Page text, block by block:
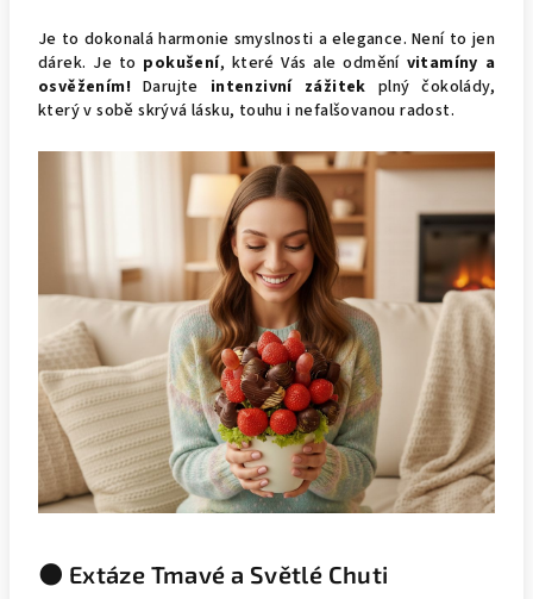
Je to dokonalá harmonie smyslnosti a elegance. Není to jen
dárek. Je to pokušení, které Vás ale odmění vitamíny a
osvěžením! Darujte intenzivní zážitek plný čokolády,
který v sobě skrývá lásku, touhu i nefalšovanou radost.
🌑 Extáze Tmavé a Světlé Chuti